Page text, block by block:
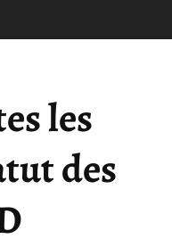
les
des